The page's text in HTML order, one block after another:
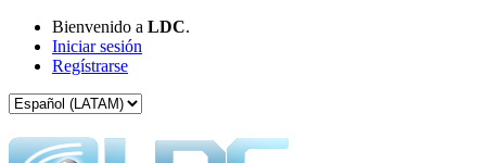
Bienvenido a LDC.
Iniciar sesión
Regístrarse